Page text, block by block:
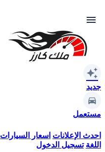
menu
auto_awesome
جديد
مستعمل
احدث الإعلانات اسعار السيارات
اللغة تسجيل الدخول